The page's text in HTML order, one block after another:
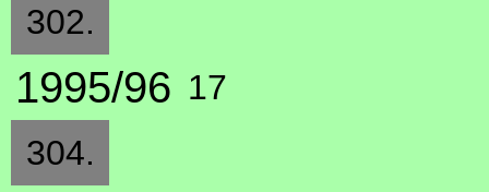
302.
1995/96 17
304.